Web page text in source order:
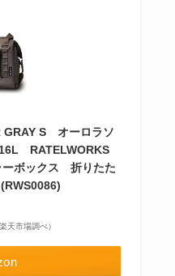
GRAY S オーロラソ
RATELWORKS
ボックス 折りたた
天市場調べ）